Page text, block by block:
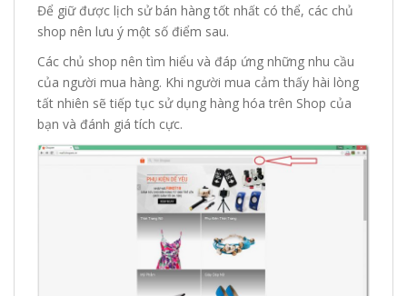
Để giữ được lịch sử bán hàng tốt nhất có thể, các chủ
shop nên lưu ý một số điểm sau.
Các chủ shop nên tìm hiểu và đáp ứng những nhu cầu
của người mua hàng. Khi người mua cảm thấy hài lòng
tất nhiên sẽ tiếp tục sử dụng hàng hóa trên Shop của
bạn và đánh giá tích cực.